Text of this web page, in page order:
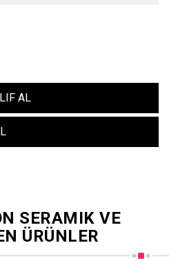
AL
SERAMIK VE
ÜRÜNLER